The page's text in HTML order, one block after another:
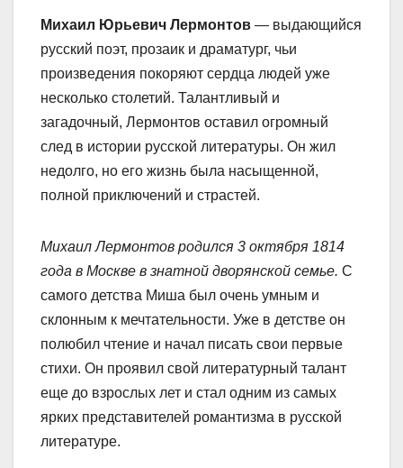
Михаил Юрьевич Лермонтов — выдающийся
русский поэт, прозаик и драматург, чьи
произведения покоряют сердца людей уже
несколько столетий. Талантливый и
загадочный, Лермонтов оставил огромный
след в истории русской литературы. Он жил
недолго, но его жизнь была насыщенной,
полной приключений и страстей.
Михаил Лермонтов родился 3 октября 1814
года в Москве в знатной дворянской семье. С
самого детства Миша был очень умным и
склонным к мечтательности. Уже в детстве он
полюбил чтение и начал писать свои первые
стихи. Он проявил свой литературный талант
еще до взрослых лет и стал одним из самых
ярких представителей романтизма в русской
литературе.